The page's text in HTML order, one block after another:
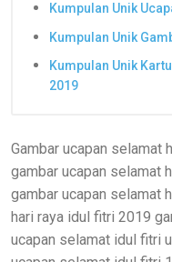
Kumpulan Unik
Kumpulan Unik
Kumpulan Unik
2019
Gambar ucapan selamat
gambar ucapan selamat
gambar ucapan selamat
hari raya idul fitri 2019
ucapan selamat idul fitri